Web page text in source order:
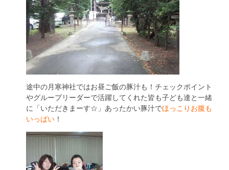
途中の月寒神社ではお昼ご飯の豚汁も！チェックポイント
やグループリーダーで活躍してくれた皆も子ども達と一緒
に「いただきまーす☆」あったかい豚汁でほっこりお腹も
いっぱい ！